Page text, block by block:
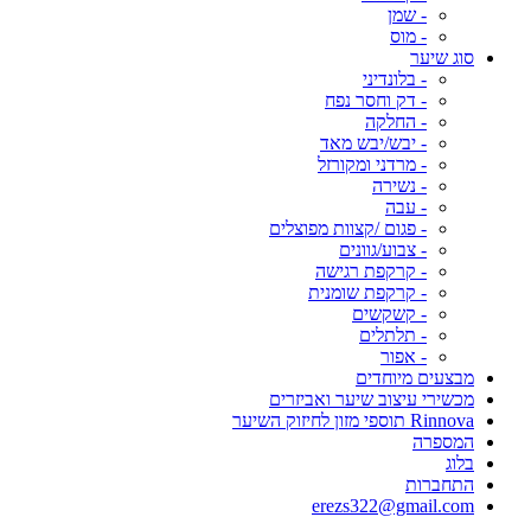
- שמן
- מוס
סוג שיער
- בלונדיני
- דק וחסר נפח
- החלקה
- יבש/יבש מאד
- מרדני ומקורזל
- נשירה
- עבה
- פגום /קצוות מפוצלים
- צבוע/גוונים
- קרקפת רגישה
- קרקפת שומנית
- קשקשים
- תלתלים
- אפור
מבצעים מיוחדים
מכשירי עיצוב שיער ואביזרים
Rinnova תוספי מזון לחיזוק השיער
המספרה
בלוג
התחברות
erezs322@gmail.com